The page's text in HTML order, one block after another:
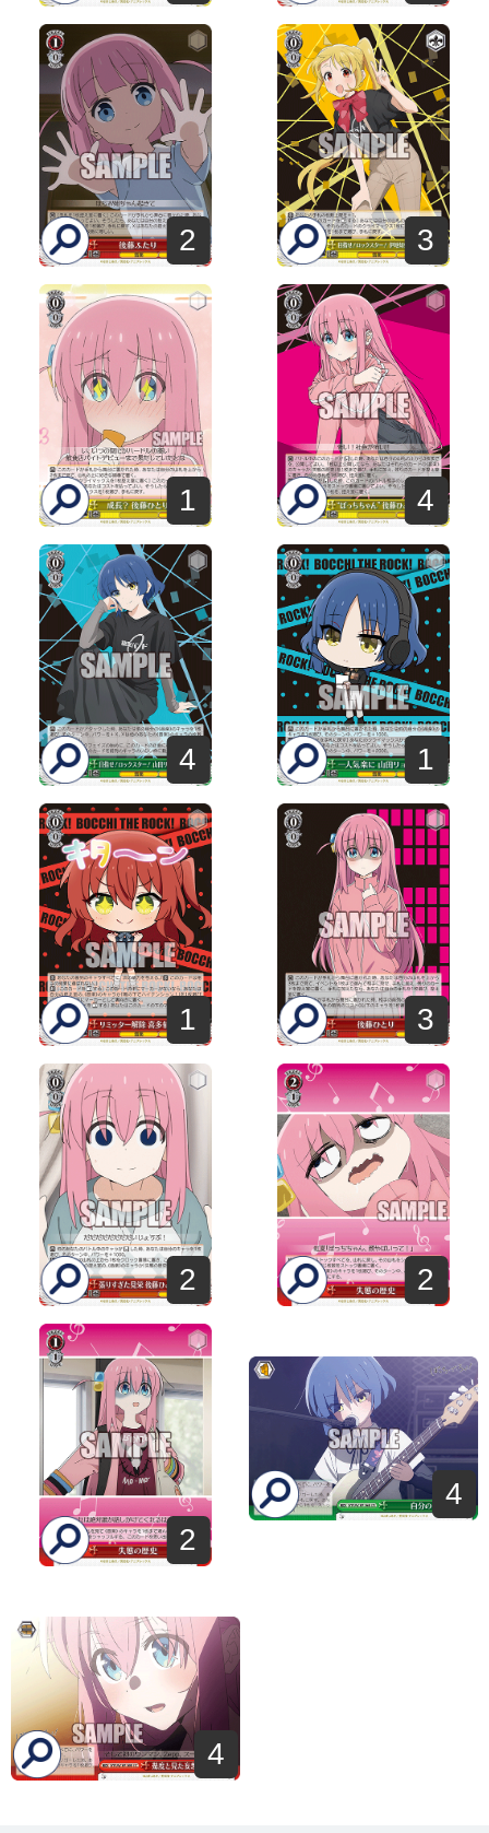
2 3
1 4
4 1
1 3
2 2
2
4
4